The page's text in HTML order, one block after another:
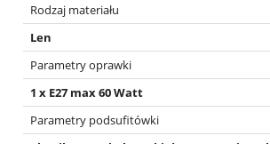
Rodzaj materiału
Len
Parametry oprawki
1 x E27 max 60 Watt
Parametry podsufitówki